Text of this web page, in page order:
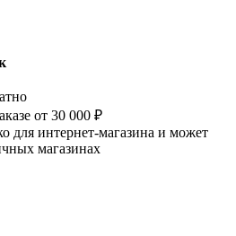
от 30 000 ₽
для интернет-магазина и может
магазинах